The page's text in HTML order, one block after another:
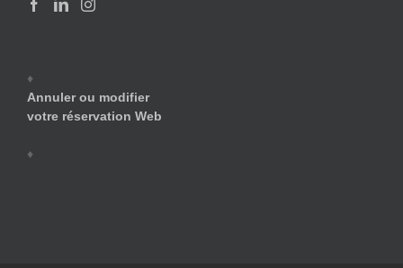
♦
Annuler ou modifier
votre réservation Web
♦